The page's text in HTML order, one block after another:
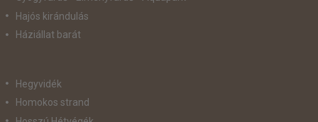
Hajós kirándulás
Háziállat barát
Hegyvidék
Homokos strand